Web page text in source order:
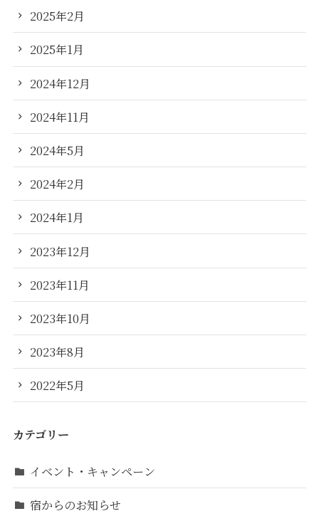
2025年2月
2025年1月
2024年12月
2024年11月
2024年5月
2024年2月
2024年1月
2023年12月
2023年11月
2023年10月
2023年8月
2022年5月
カテゴリー
イベント・キャンペーン
宿からのお知らせ